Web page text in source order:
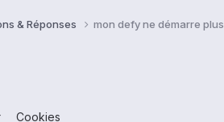
& Réponses mon defy ne démarre plus
Cookies